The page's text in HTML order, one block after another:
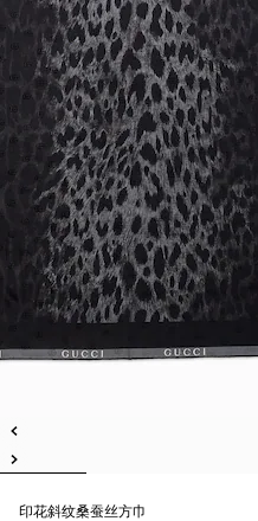
印花斜纹桑蚕丝方巾